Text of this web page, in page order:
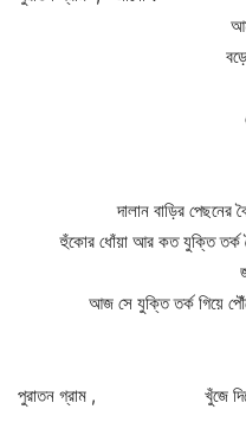
আমাদের সেই বড়ো
বড়ো পরিবারটা
গ্রাম থেকে সবাই
সেই তুলসী
যেখানে রোজ
সন্ধ্যার
দালান বাড়ির পেছনের বৈঠক
হুঁকোর ধোঁয়া আর কত যুক্তি তর্ক
জানো
আজ সে যুক্তি তর্ক গিয়ে পৌঁছেছে
পুরাতন গ্রাম , খুঁজে দিতে